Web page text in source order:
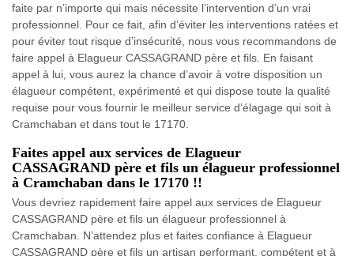
faite par n’importe qui mais nécessite l’intervention d’un vrai
professionnel. Pour ce fait, afin d’éviter les interventions ratées et
pour éviter tout risque d’insécurité, nous vous recommandons de
faire appel à Elagueur CASSAGRAND père et fils. En faisant
appel à lui, vous aurez la chance d’avoir à votre disposition un
élagueur compétent, expérimenté et qui dispose toute la qualité
requise pour vous fournir le meilleur service d’élagage qui soit à
Cramchaban et dans tout le 17170.
Faites appel aux services de Elagueur
CASSAGRAND père et fils un élagueur professionnel
à Cramchaban dans le 17170 !!
Vous devriez rapidement faire appel aux services de Elagueur
CASSAGRAND père et fils un élagueur professionnel à
Cramchaban. N’attendez plus et faites confiance à Elagueur
CASSAGRAND père et fils un artisan performant, compétent et à